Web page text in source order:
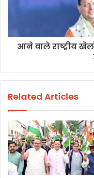
आने वाले राष्ट्रीय
Related Articles